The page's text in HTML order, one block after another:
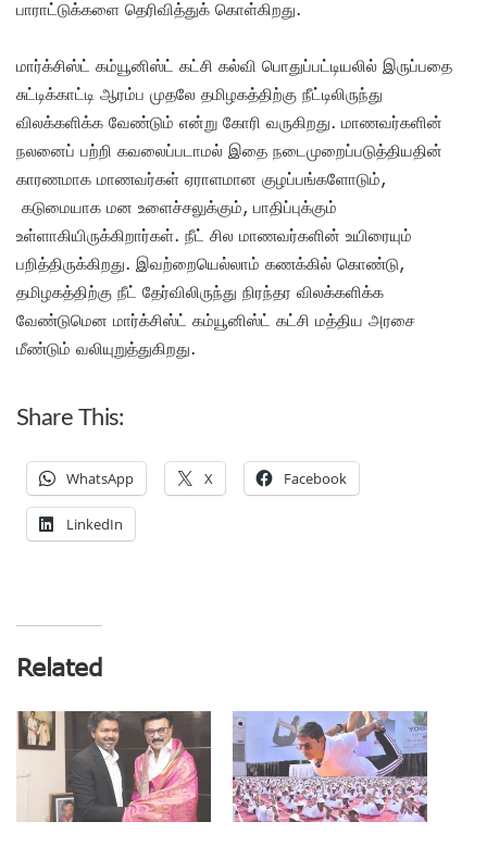
பாராட்டுக்களை தெரிவித்துக் கொள்கிறது.
மார்க்சிஸ்ட் கம்யூனிஸ்ட் கட்சி கல்வி பொதுப்பட்டியலில் இருப்பதை
சுட்டிக்காட்டி ஆரம்ப முதலே தமிழகத்திற்கு நீட்டிலிருந்து
விலக்களிக்க வேண்டும் என்று கோரி வருகிறது. மாணவர்களின்
நலனைப் பற்றி கவலைப்படாமல் இதை நடைமுறைப்படுத்தியதின்
காரணமாக மாணவர்கள் ஏராளமான குழப்பங்களோடும்,
கடுமையாக மன உளைச்சலுக்கும், பாதிப்புக்கும்
உள்ளாகியிருக்கிறார்கள். நீட் சில மாணவர்களின் உயிரையும்
பறித்திருக்கிறது. இவற்றையெல்லாம் கணக்கில் கொண்டு,
தமிழகத்திற்கு நீட் தேர்விலிருந்து நிரந்தர விலக்களிக்க
வேண்டுமென மார்க்சிஸ்ட் கம்யூனிஸ்ட் கட்சி மத்திய அரசை
மீண்டும் வலியுறுத்துகிறது.
Share This:
WhatsApp X Facebook
LinkedIn
Related